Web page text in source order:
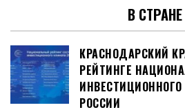
В СТРАНЕ
КРАСНОДАРСКИЙ
РЕЙТИНГЕ
РОССИИ